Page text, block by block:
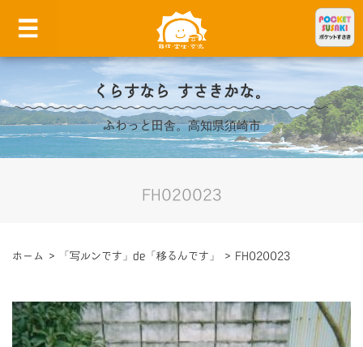
くらすなら すさきかな。
ふわっと田舎。高知県須崎市
FH020023
ホーム > 「写ルンです」de「移るんです」 > FH020023